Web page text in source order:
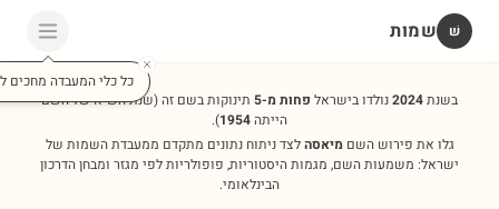
שׁ שמות
כל כלי המעבדה מחכים
בשנת2024נולדו בישראל פחות מ-5 תינוקות בשם זה(שנת השיא של השם
הייתה1954
).
גלו את פירוש השםמיאסהלצד ניתוח נתונים מתקדם ממעבדת השמות של
ישראל: משמעות השם, מגמות היסטוריות, פופולריות לפי מגזר ומבחן הדרכון
הבינלאומי.